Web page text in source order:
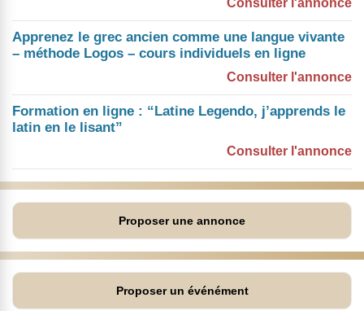
Consulter l'annonce
Apprenez le grec ancien comme une langue vivante
– méthode Logos – cours individuels en ligne
Consulter l'annonce
Formation en ligne : “Latine Legendo, j’apprends le
latin en le lisant”
Consulter l'annonce
Proposer une annonce
Proposer un événément